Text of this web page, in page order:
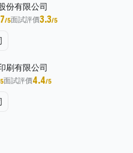
份有限公司
/5面試評價3.3/5
刷有限公司
面試評價4.4/5